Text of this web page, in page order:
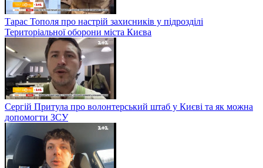
Тарас Тополя про настрій захисників у підрозділі
Територіальної оборони міста Києва
Сергій Притула про волонтерський штаб у Києві та як можна
допомогти ЗСУ